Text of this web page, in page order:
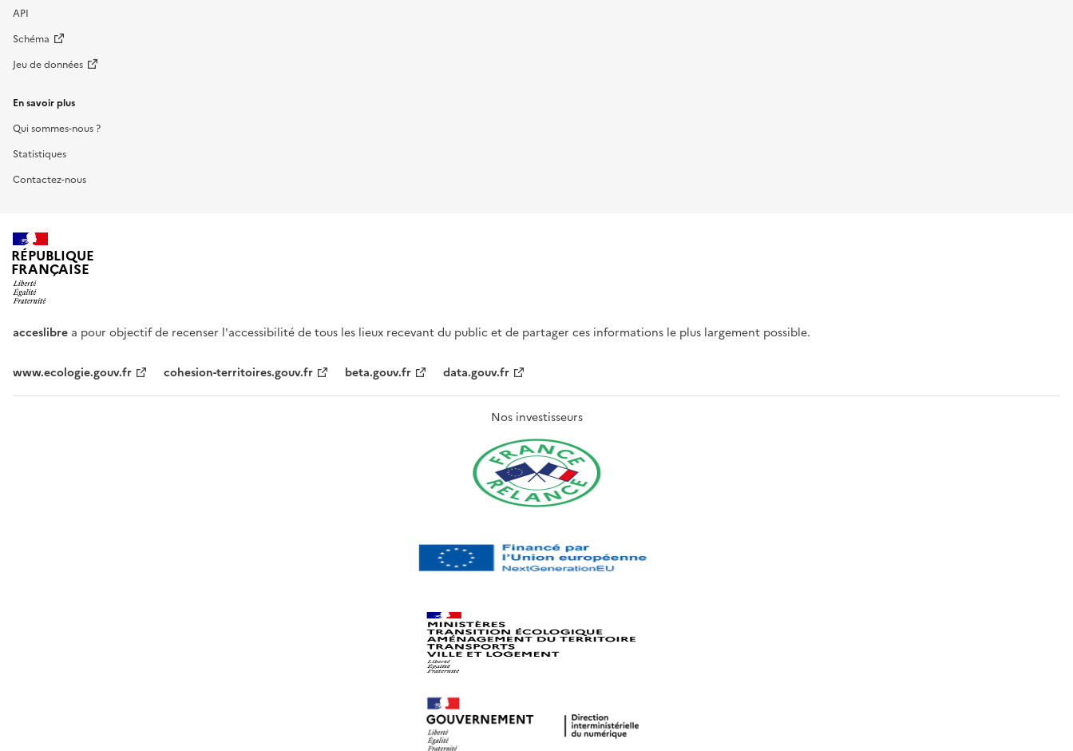
API
Schéma
Jeu de données
En savoir plus
Qui sommes-nous ?
Statistiques
Contactez-nous
RÉPUBLIQUE
FRANÇAISE
acceslibre a pour objectif de recenser l'accessibilité de tous les lieux recevant du public et de partager ces informations le plus largement possible.
www.ecologie.gouv.fr cohesion-territoires.gouv.fr beta.gouv.fr data.gouv.fr
Nos investisseurs